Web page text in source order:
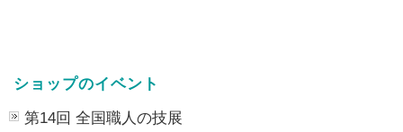
ショップのイベント
第14回 全国職人の技展